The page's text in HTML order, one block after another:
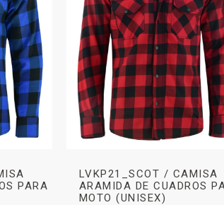
PARA
LVKP21_SCOT / CAMISA
ARAMIDA DE CUADROS
MOTO (UNISEX)